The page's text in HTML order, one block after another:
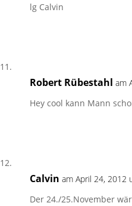
lg Calvin
Robert Rübestahl am
Hey cool kann Mann
Calvin am April 24, 2012
Der 24./25.November